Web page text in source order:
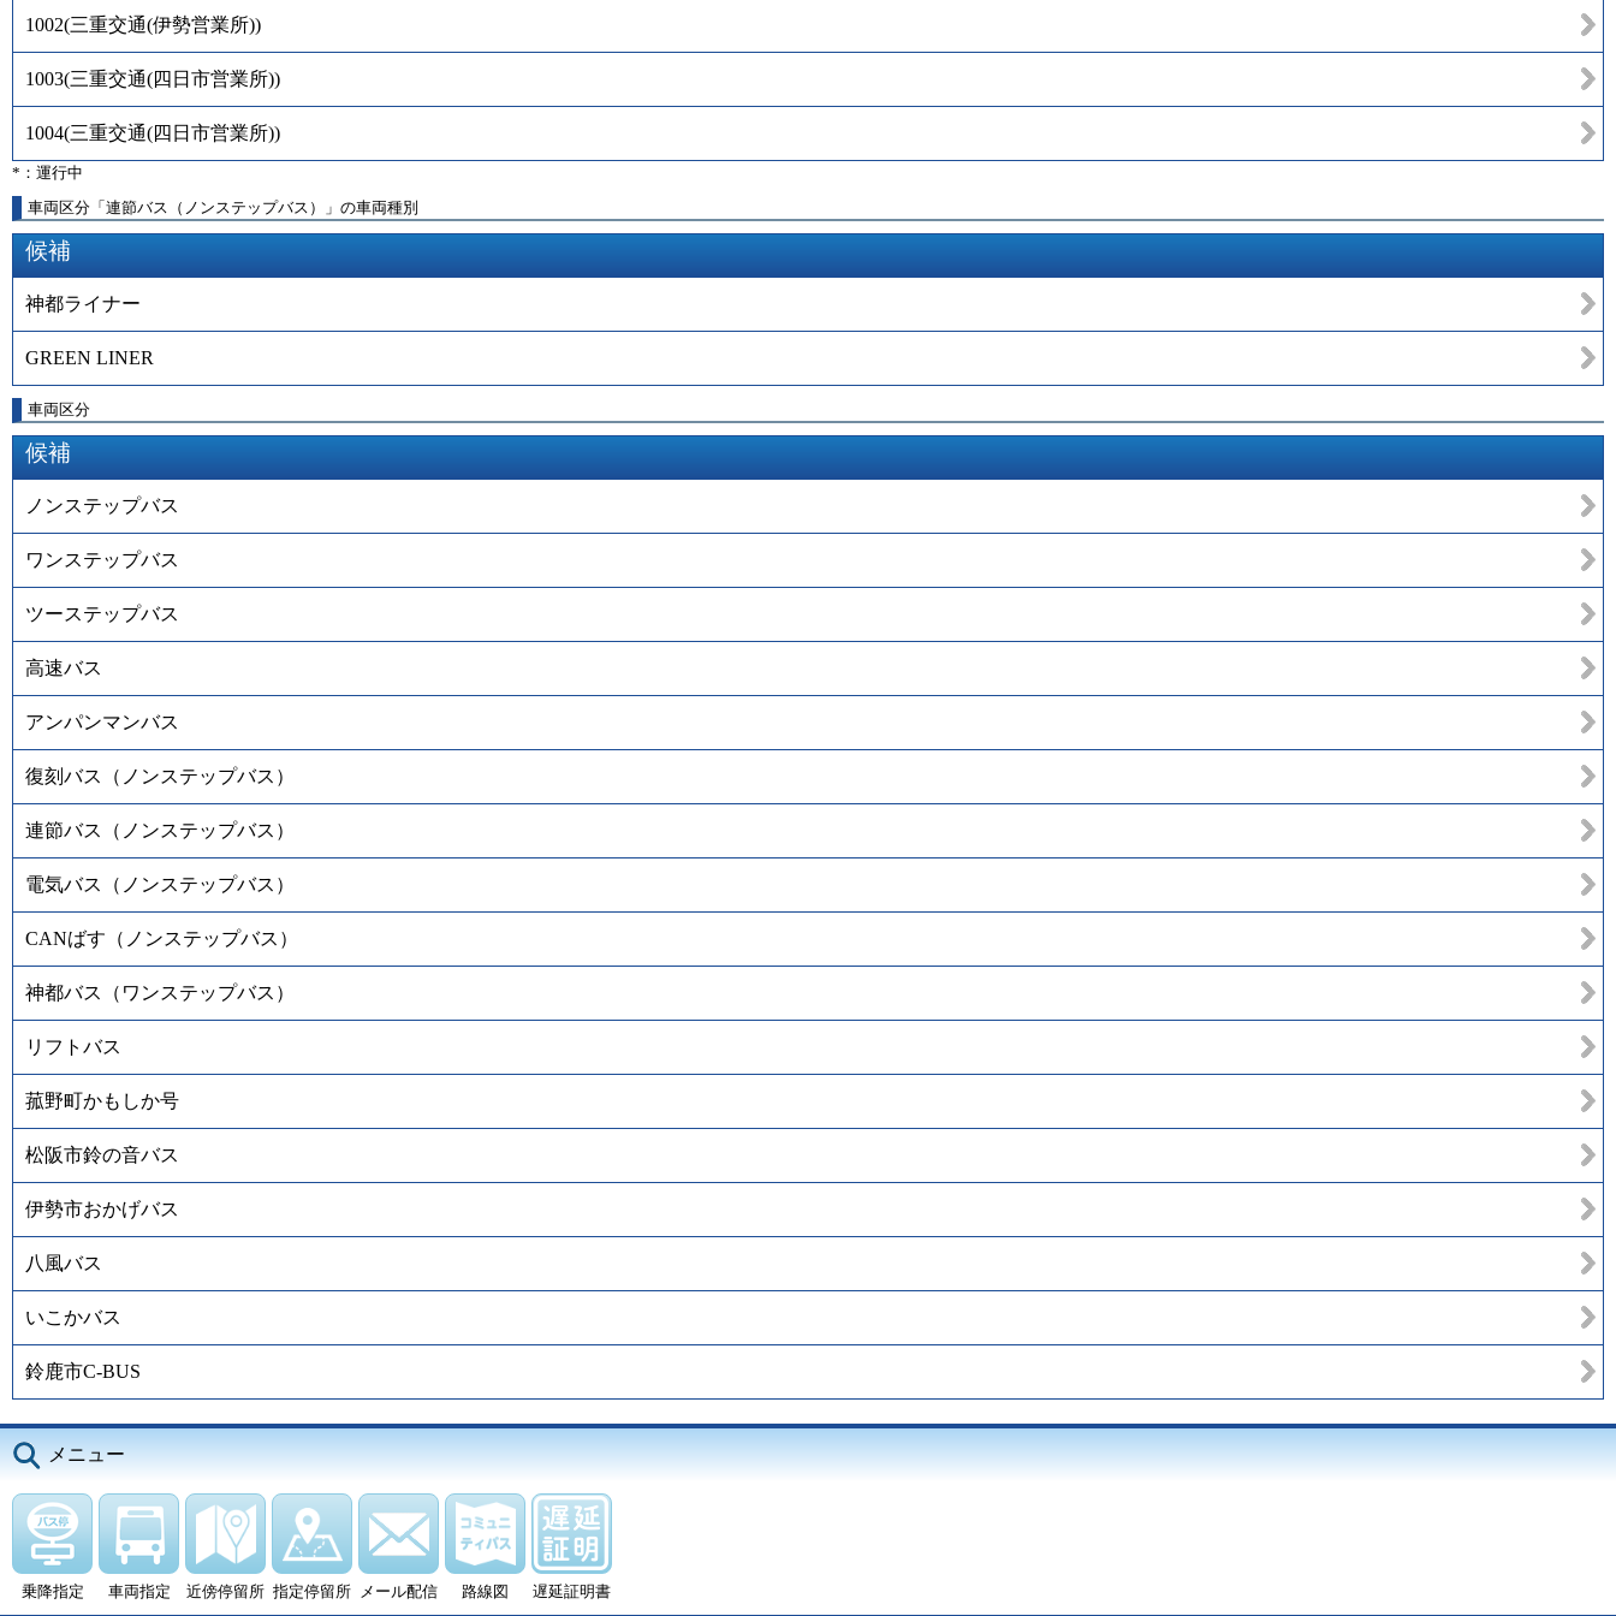
1002(三重交通(伊勢営業所))
1003(三重交通(四日市営業所))
1004(三重交通(四日市営業所))
*：運行中
車両区分「連節バス（ノンステップバス）」の車両種別
候補
神都ライナー
GREEN LINER
車両区分
候補
ノンステップバス
ワンステップバス
ツーステップバス
高速バス
アンパンマンバス
復刻バス（ノンステップバス）
連節バス（ノンステップバス）
電気バス（ノンステップバス）
CANばす（ノンステップバス）
神都バス（ワンステップバス）
リフトバス
菰野町かもしか号
松阪市鈴の音バス
伊勢市おかげバス
八風バス
いこかバス
鈴鹿市C-BUS
メニュー
乗降指定 車両指定 近傍停留所 指定停留所 メール配信 路線図 遅延証明書